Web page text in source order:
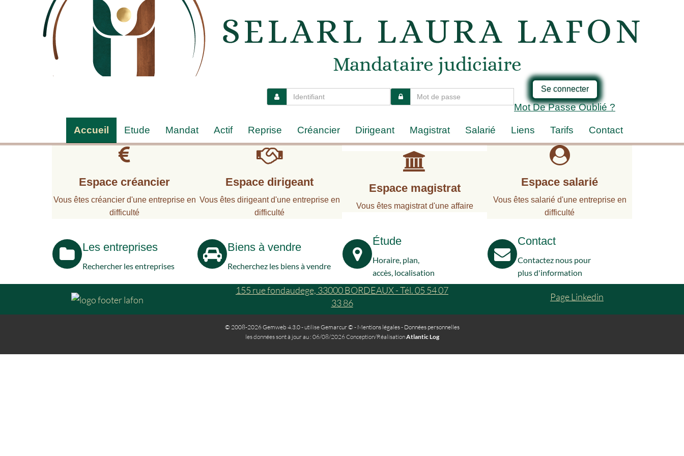
Se connecter
Mot De Passe Oublié ?
Accueil Etude Mandat Actif Reprise Créancier Dirigeant Magistrat Salarié Liens Tarifs Contact
Espace créancier
Vous êtes créancier d'une entreprise en
difficulté
Espace dirigeant
Vous êtes dirigeant d'une entreprise en
difficulté
Espace magistrat
Vous êtes magistrat d'une affaire
Espace salarié
Vous êtes salarié d'une entreprise en
difficulté
Les entreprises
Rechercher les entreprises
Biens à vendre
Recherchez les biens à vendre
Étude
Horaire, plan,
accès, localisation
Contact
Contactez nous pour
plus d'information
155 rue fondaudege, 33000 BORDEAUX - Tél. 05 54 07
33 86
Page Linkedin
© 2008-2026 Gemweb 4.3.0- utiliseGemarcur © - Mentions légales- Données personnelles
les données sont à jour au : 06/08/2026 Conception/RéalisationAtlantic Log